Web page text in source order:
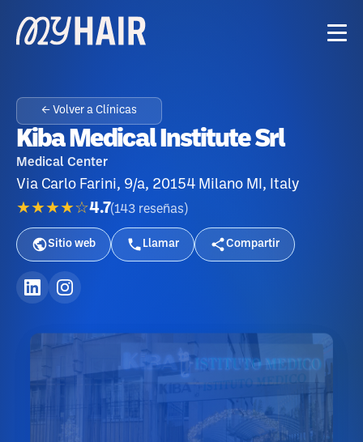
← Volver a Clínicas
Kiba Medical Institute Srl
Medical Center
Via Carlo Farini, 9/a, 20154 Milano MI, Italy
★★★★☆4.7(143 reseñas )
Sitio web Llamar Compartir